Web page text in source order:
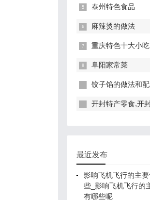
泰州特色食品
麻辣烫的做法
重庆特色十大小吃：舌
阜阳家常菜
饺子馅的做法和配料,饺子馅的魔法：秘
开封特产零食,开封
最近发布
影响飞机飞行的主
些_影响飞机飞行的
有哪些呢